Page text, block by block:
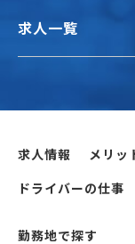
求人一覧
求人情報 メリッ
ドライバーの仕事
勤務地で探す